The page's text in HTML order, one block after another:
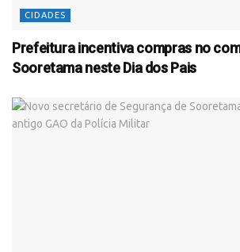
CIDADES
Prefeitura incentiva compras no
Sooretama neste Dia dos Pais